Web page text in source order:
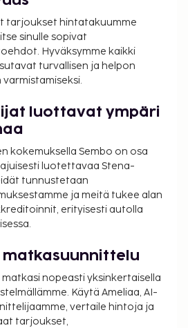
on Mulhouse (MLH-
/ 47,5 mi
center, ilmaiset
ja
Palveluihin kuuluu
kuntokeskus, ilmainen
ja kiertoajelu-/lippupalvelu.
ja pysäköinti
by Hilton Freiburg tarjoaa
delin. Baarissa voit
Ilmainen buffetaamiainen
klo 6.00–10.00 ja
seuraavat paikan päällä
Maksuihin saattaa sisältyä
tarjoukset hintatakuumme
sinulle sopivat
Hyväksymme kaikki
turvallisen ja helpon
luottavat ympäri
kokemuksella Sembo on osa
luotettavaa Stena-
tunnustetaan
ja meitä tukee alan
erityisesti autolla
matkasuunnittelu
nopeasti yksinkertaisella
Käytä Ameliaa, AI-
vertaile hintoja ja
tarjoukset,